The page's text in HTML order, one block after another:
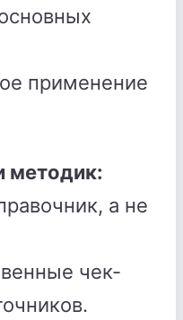
применение
методик:
а не
чек-